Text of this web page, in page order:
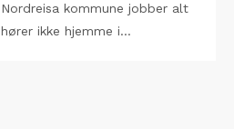
kommune jobber alt
ikke hjemme i…